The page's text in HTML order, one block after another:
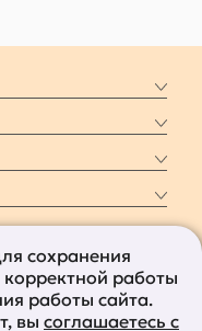
звонок
сохранения
корректной работы
работы сайта.
вы соглашаетесь с